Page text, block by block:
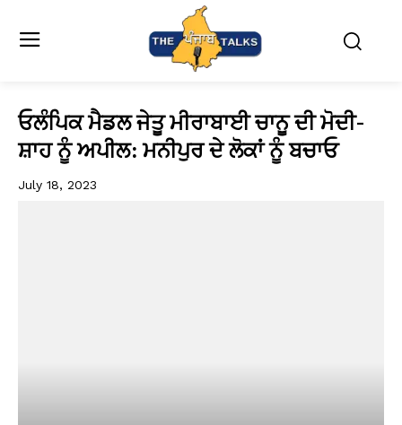
ਓਲੰਪਿਕ ਮੈਡਲ ਜੇਤੂ ਮੀਰਾਬਾਈ ਚਾਨੂ ਦੀ ਮੋਦੀ-
ਸ਼ਾਹ ਨੂੰ ਅਪੀਲ: ਮਨੀਪੁਰ ਦੇ ਲੋਕਾਂ ਨੂੰ ਬਚਾਓ
July 18, 2023